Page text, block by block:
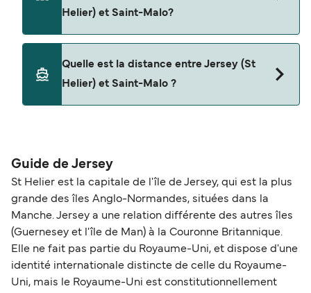
DFDS Seaways
Helier) et Saint-Malo?
pas autorisés à bord pour les traversées entre
Jersey (St Helier) et Saint-Malo.
Quelle est la distance entre Jersey (St
Helier) et Saint-Malo ?
Guide de Jersey
St Helier est la capitale de l'île de Jersey, qui est la plus
grande des îles Anglo-Normandes, situées dans la
Manche. Jersey a une relation différente des autres îles
(Guernesey et l'île de Man) à la Couronne Britannique.
Elle ne fait pas partie du Royaume-Uni, et dispose d'une
identité internationale distincte de celle du Royaume-
Uni, mais le Royaume-Uni est constitutionnellement